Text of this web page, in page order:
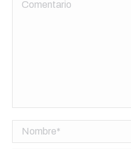
Nombre *